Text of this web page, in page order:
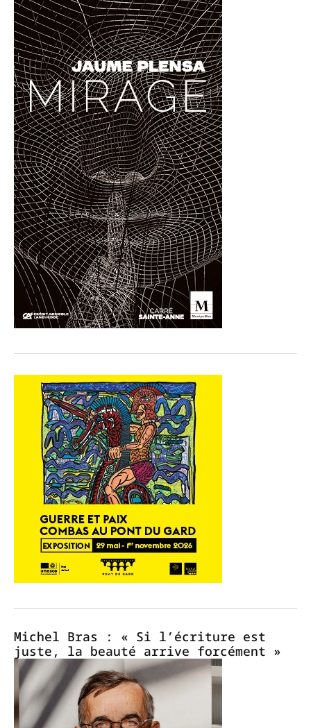
Michel Bras : « Si l’écriture est
juste, la beauté arrive forcément »